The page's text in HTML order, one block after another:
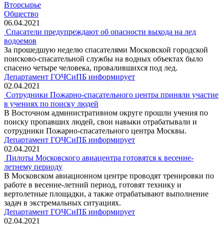
Вторсырье
Общество
06.04.2021
Спасатели предупреждают об опасности выхода на лед
водоемов
За прошедшую неделю спасателями Московской городской
поисково-спасательной службы на водных объектах было
спасено четыре человека, провалившихся под лед.
Департамент ГОЧСиПБ информирует
02.04.2021
Сотрудники Пожарно-спасательного центра приняли участие
в учениях по поиску людей
В Восточном административном округе прошли учения по
поиску пропавших людей, свои навыки отрабатывали и
сотрудники Пожарно-спасательного центра Москвы.
Департамент ГОЧСиПБ информирует
02.04.2021
Пилоты Московского авиацентра готовятся к весенне-
летнему периоду
В Московском авиационном центре проводят тренировки по
работе в весенне-летний период, готовят технику и
вертолетные площадки, а также отрабатывают выполнение
задач в экстремальных ситуациях.
Департамент ГОЧСиПБ информирует
02.04.2021